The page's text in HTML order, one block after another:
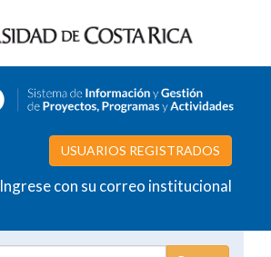
USUARIOS REGISTRADOS
Ingrese con su correo institucional